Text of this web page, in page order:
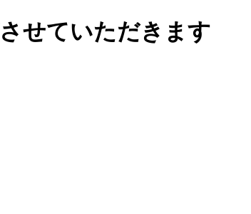
せていただきます